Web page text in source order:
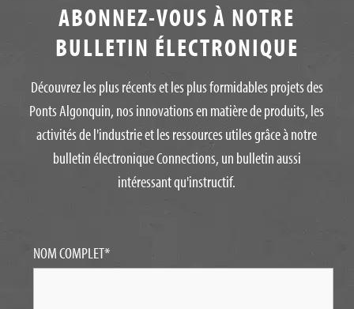
ABONNEZ-VOUS À NOTRE
BULLETIN ÉLECTRONIQUE
Découvrez les plus récents et les plus formidables projets des
Ponts Algonquin, nos innovations en matière de produits, les
activités de l'industrie et les ressources utiles grâce à notre
bulletin électronique Connections, un bulletin aussi
intéressant qu'instructif.
NOM COMPLET*